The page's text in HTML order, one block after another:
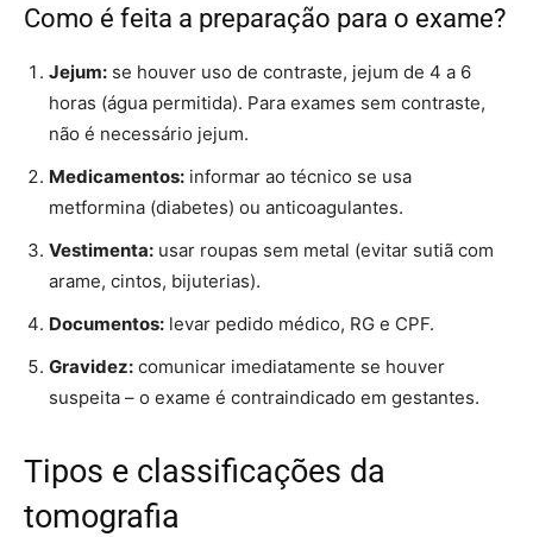
Como é feita a preparação para o exame?
Jejum: se houver uso de contraste, jejum de 4 a 6
horas (água permitida). Para exames sem contraste,
não é necessário jejum.
Medicamentos: informar ao técnico se usa
metformina (diabetes) ou anticoagulantes.
Vestimenta: usar roupas sem metal (evitar sutiã com
arame, cintos, bijuterias).
Documentos: levar pedido médico, RG e CPF.
Gravidez: comunicar imediatamente se houver
suspeita – o exame é contraindicado em gestantes.
Tipos e classificações da
tomografia